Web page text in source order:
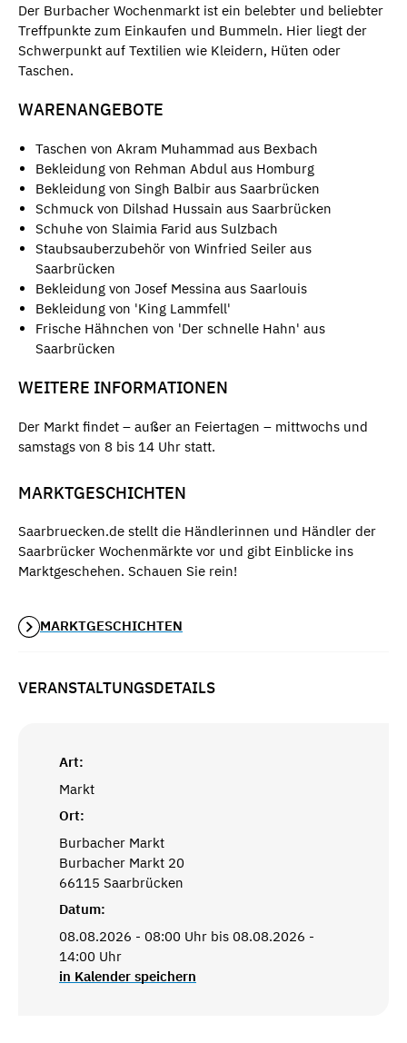
Der Burbacher Wochenmarkt ist ein belebter und beliebter
Treffpunkte zum Einkaufen und Bummeln. Hier liegt der
Schwerpunkt auf Textilien wie Kleidern, Hüten oder
Taschen.
WARENANGEBOTE
Taschen von Akram Muhammad aus Bexbach
Bekleidung von Rehman Abdul aus Homburg
Bekleidung von Singh Balbir aus Saarbrücken
Schmuck von Dilshad Hussain aus Saarbrücken
Schuhe von Slaimia Farid aus Sulzbach
Staubsauberzubehör von Winfried Seiler aus
Saarbrücken
Bekleidung von Josef Messina aus Saarlouis
Bekleidung von 'King Lammfell'
Frische Hähnchen von 'Der schnelle Hahn' aus
Saarbrücken
WEITERE INFORMATIONEN
Der Markt findet – außer an Feiertagen – mittwochs und
samstags von 8 bis 14 Uhr statt.
MARKTGESCHICHTEN
Saarbruecken.de stellt die Händlerinnen und Händler der
Saarbrücker Wochenmärkte vor und gibt Einblicke ins
Marktgeschehen. Schauen Sie rein!
MARKTGESCHICHTEN
VERANSTALTUNGSDETAILS
Art:
Markt
Ort:
Burbacher Markt
Burbacher Markt 20
66115 Saarbrücken
Datum:
08.08.2026 - 08:00 Uhr bis 08.08.2026 -
14:00 Uhr
in Kalender speichern